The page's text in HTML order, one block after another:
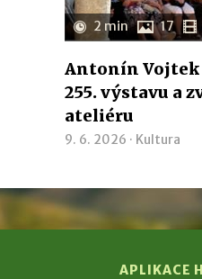
2 min 17
Antonín Vojtek
255. výstavu a
ateliéru
9. 6. 2026 · Kultura
APLIKACE